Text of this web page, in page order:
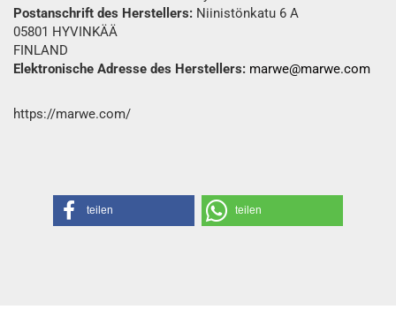
Postanschrift des Herstellers: Niinistönkatu 6 A
05801 HYVINKÄÄ
FINLAND
Elektronische Adresse des Herstellers: marwe@marwe.com
https://marwe.com/
teilen teilen